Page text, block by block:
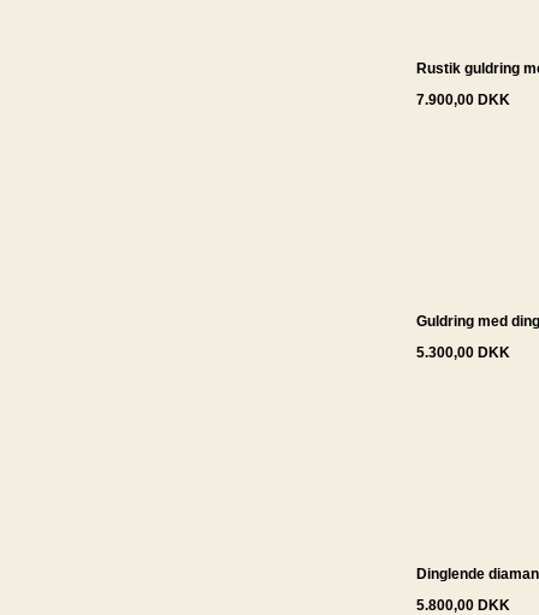
Rustik guldring
7.900,00 DKK
Guldring med
5.300,00 DKK
Dinglende
5.800,00 DKK